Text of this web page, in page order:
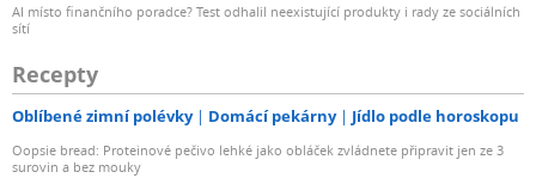
AI místo finančního poradce? Test odhalil neexistující produkty i rady ze sociálních
sítí
Recepty
Oblíbené zimní polévky Domácí pekárny Jídlo podle horoskopu
Oopsie bread: Proteinové pečivo lehké jako obláček zvládnete připravit jen ze 3
surovin a bez mouky